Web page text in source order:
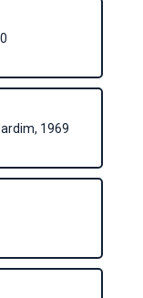
1969